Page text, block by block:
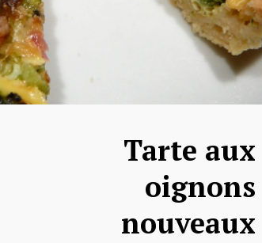
Tarte aux
oignons
nouveaux